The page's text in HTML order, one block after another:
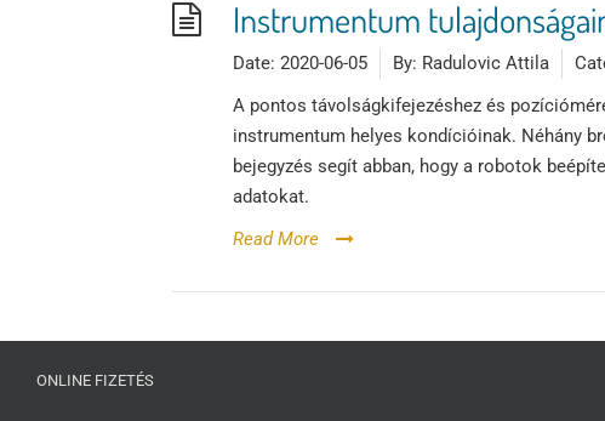
Instrumentum
Date: 2020-06-05 By: Radulovic Attila
A pontos távolságkifejezéshez és
instrumentum helyes kondícióinak. Néhány
bejegyzés segít abban, hogy a robotok
adatokat.
Read More
ONLINE FIZETÉS